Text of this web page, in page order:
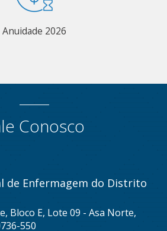
Anuidade 2026
Conosco
de Enfermagem do Distrito
Bloco E, Lote 09 - Asa Norte,
550